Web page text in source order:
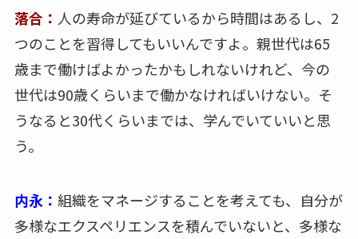
落合： 人の寿命が延びているから時間はあるし、2
つのことを習得してもいいんですよ。親世代は65
歳まで働けばよかったかもしれないけれど、今の
世代は90歳くらいまで働かなければいけない。そ
うなると30代くらいまでは、学んでいていいと思
う。
内永： 組織をマネージすることを考えても、自分が
多様なエクスペリエンスを積んでいないと、多様な